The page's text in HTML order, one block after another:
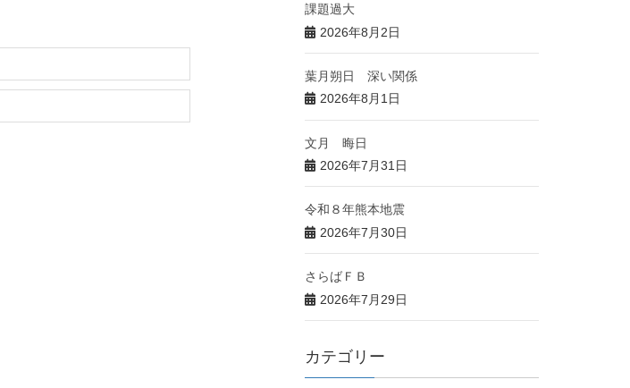
課題過大
2026年8月2日
葉月朔日 深い関係
2026年8月1日
文月 晦日
2026年7月31日
令和８年熊本地震
2026年7月30日
さらばＦＢ
2026年7月29日
カテゴリー